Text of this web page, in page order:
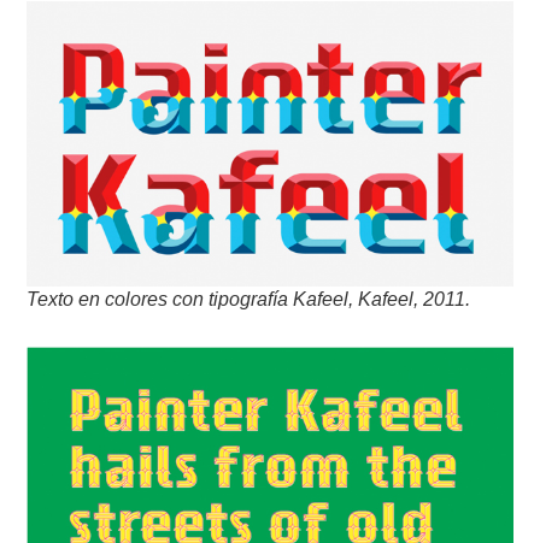
Texto en colores con tipografía Kafeel, Kafeel, 2011.